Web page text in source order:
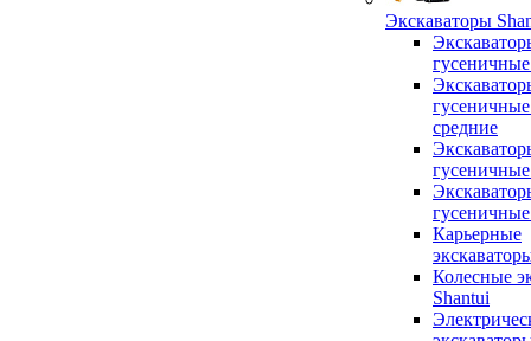
Экскаваторы
средние
Карьерные
Колесные
Shantui